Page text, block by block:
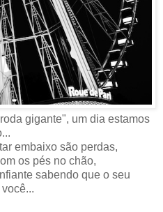
gigante", um dia estamos
embaixo são perdas,
os pés no chão,
sabendo que o seu